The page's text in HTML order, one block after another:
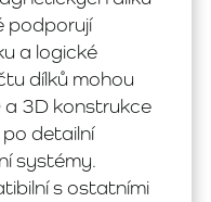
podporují
a logické
dílků mohou
3D konstrukce
detailní
systémy.
s ostatními